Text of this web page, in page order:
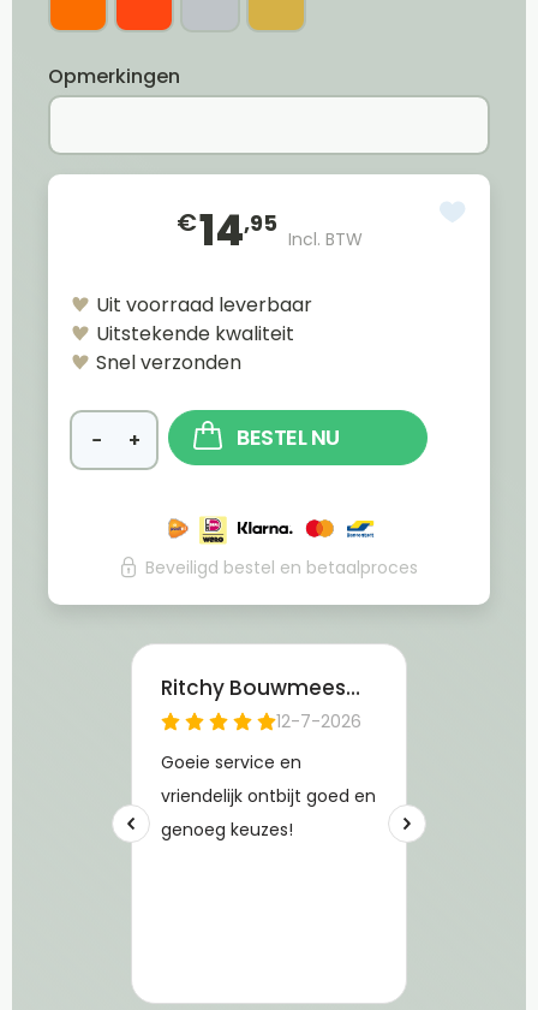
Opmerkingen
€14,95
Incl. BTW
Uit voorraad leverbaar
Uitstekende kwaliteit
Snel verzonden
− + BESTEL NU
Beveiligd bestel en betaalproces